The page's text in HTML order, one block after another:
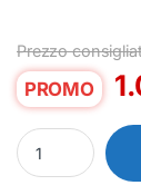
Prezzo
PROMO
Notebook 15.6"